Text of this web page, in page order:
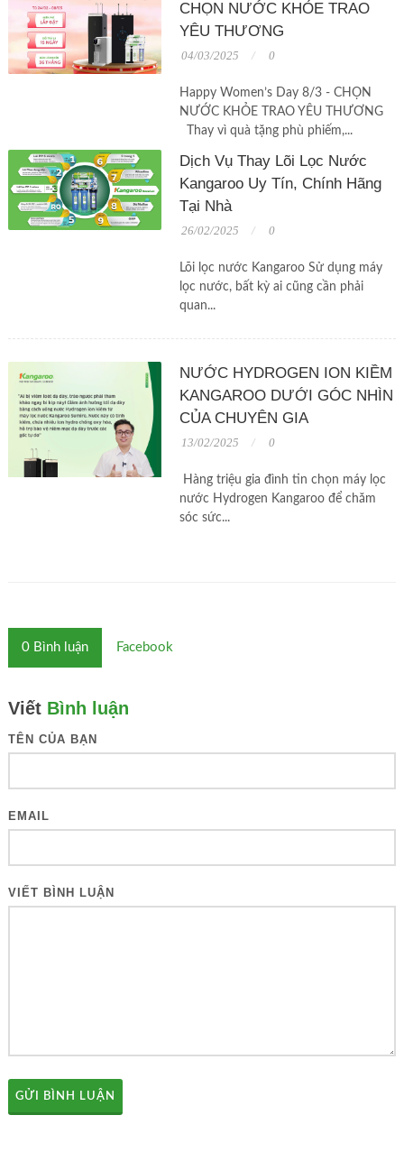
CHỌN NƯỚC KHỎE TRAO
YÊU THƯƠNG
04/03/2025 0
Happy Women’s Day 8/3 - CHỌN
NƯỚC KHỎE TRAO YÊU THƯƠNG
Thay vì quà tặng phù phiếm,...
Dịch Vụ Thay Lõi Lọc Nước
Kangaroo Uy Tín, Chính Hãng
Tại Nhà
26/02/2025 0
Lõi lọc nước Kangaroo Sử dụng máy
lọc nước, bất kỳ ai cũng cần phải
quan...
NƯỚC HYDROGEN ION KIỀM
KANGAROO DƯỚI GÓC NHÌN
CỦA CHUYÊN GIA
13/02/2025 0
Hàng triệu gia đình tin chọn máy lọc
nước Hydrogen Kangaroo để chăm
sóc sức...
0Bình luận Facebook
Viết Bình luận
TÊN CỦA BẠN
EMAIL
VIẾT BÌNH LUẬN
GỬI BÌNH LUẬN